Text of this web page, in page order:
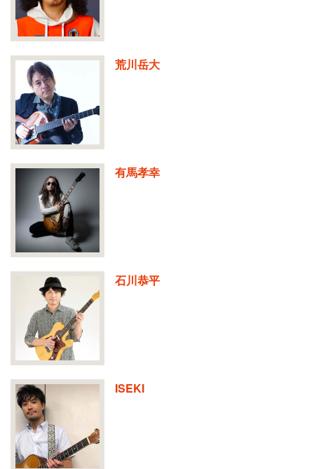
荒川岳大
有馬孝幸
石川恭平
ISEKI